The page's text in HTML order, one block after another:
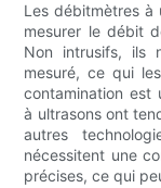
Les débitmètres à
mesurer le débit
Non intrusifs, ils
mesuré, ce qui
contamination est
à ultrasons ont
autres
nécessitent une
précises, ce qui